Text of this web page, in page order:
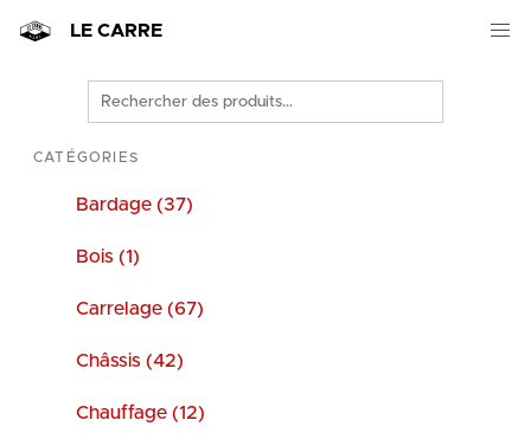
LE CARRE
Rechercher
des
produits
CATÉGORIES
Bardage (37)
Bois (1)
Carrelage (67)
Châssis (42)
Chauffage (12)